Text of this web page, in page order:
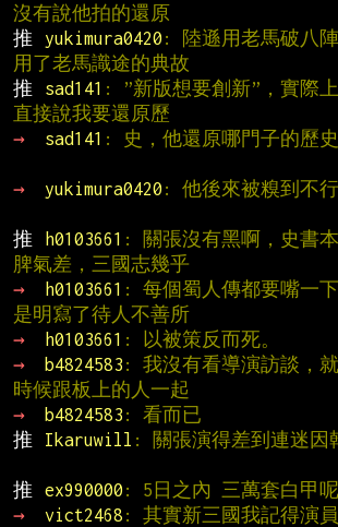
沒有說他拍的還原
推
yukimura0420 : 陸遜用老馬破八
用了老馬識途的典故
推
sad141 : ”新版想要創新”，實際
直接說我要還原歷
→
sad141 : 史，他還原哪門子的歷史
→
yukimura0420 : 他後來被糗到不
推
h0103661 : 關張沒有黑啊，史書
脾氣差，三國志幾乎
→
h0103661 : 每個蜀人傳都要嘴一
是明寫了待人不善所
→
h0103661 : 以被策反而死。
→
b4824583 : 我沒有看導演訪談，
時候跟板上的人一起
→
b4824583 : 看而已
推
Ikaruwill : 關張演得差到連迷因
推
ex990000 : 5日之內 三萬套白甲呢
→
vict2468 : 其實新三國我記得演員